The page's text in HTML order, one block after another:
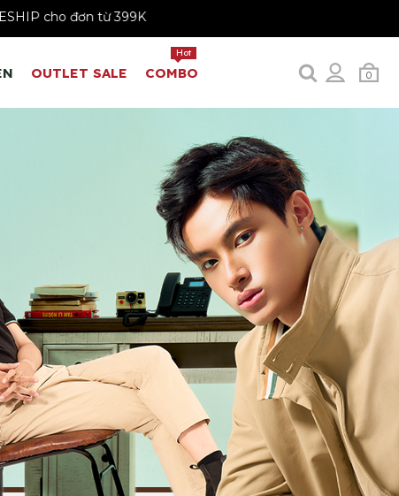
FREESHIP cho đơn từ 399K
0
OUTLET SALE COMBO
Hot